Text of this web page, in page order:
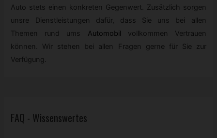
Auto stets einen konkreten Gegenwert. Zusätzlich sorgen
unsre Dienstleistungen dafür, dass Sie uns bei allen
Themen rund ums
Automobil
vollkommen Vertrauen
können. Wir stehen bei allen Fragen gerne für Sie zur
Verfügung.
FAQ - Wissenswertes